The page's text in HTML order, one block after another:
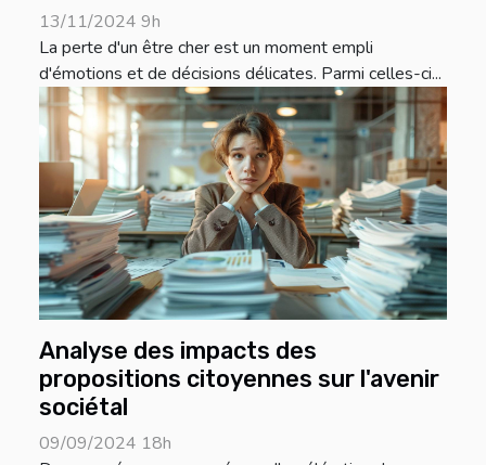
13/11/2024 9h
La perte d'un être cher est un moment empli
d'émotions et de décisions délicates. Parmi celles-ci...
Analyse des impacts des
propositions citoyennes sur l'avenir
sociétal
09/09/2024 18h